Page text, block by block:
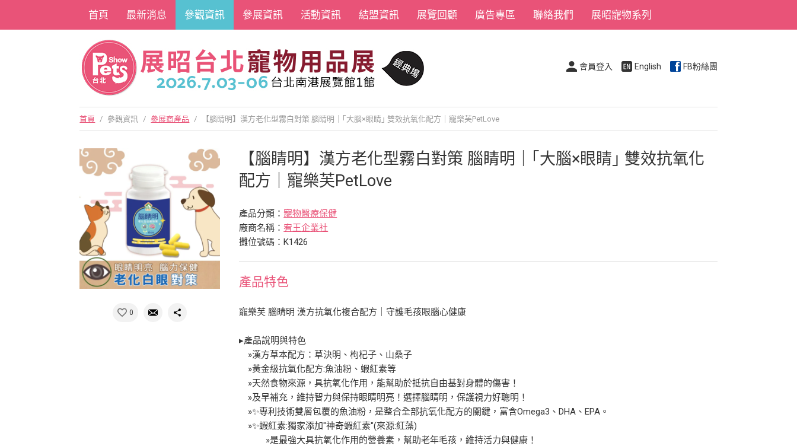
首頁 最新消息 參觀資訊 參展資訊 活動資訊 結盟資訊 展覽回顧 廣告專區 聯絡我們 展昭寵物系列
會員登入 English FB粉絲團
首頁 / 參觀資訊 / 參展商產品 / 【腦睛明】漢方老化型霧白對策 腦睛明｜｢大腦×眼睛｣ 雙效抗氧化配方｜寵樂芙PetLove
0
【腦睛明】漢方老化型霧白對策 腦睛明｜｢大腦×眼睛｣ 雙效抗氧化
配方｜寵樂芙PetLove
產品分類：寵物醫療保健
廠商名稱： 宥王企業社
攤位號碼：K1426
產品特色
寵樂芙 腦睛明 漢方抗氧化複合配方｜守護毛孩眼腦心健康
▸產品說明與特色
»漢方草本配方：草決明、枸杞子、山桑子
»黃金級抗氧化配方:魚油粉、蝦紅素等
»天然食物來源，具抗氧化作用，能幫助於抵抗自由基對身體的傷害！
»及早補充，維持智力與保持眼睛明亮！選擇腦睛明，保護視力好聰明！
»✨專利技術雙層包覆的魚油粉，是整合全部抗氧化配方的關鍵，富含Omega3、DHA、EPA。
»✨蝦紅素:獨家添加"神奇蝦紅素"(來源:紅藻)
»是最強大具抗氧化作用的營養素，幫助老年毛孩，維持活力與健康！